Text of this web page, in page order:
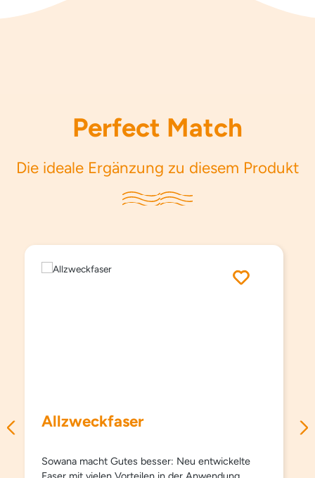
Perfect Match
Die ideale Ergänzung zu diesem Produkt
Allzweckfaser
Sowana macht Gutes besser: Neu entwickelte